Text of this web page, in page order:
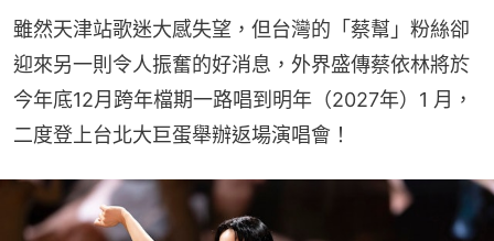
雖然天津站歌迷大感失望，但台灣的「蔡幫」粉絲卻
迎來另一則令人振奮的好消息，外界盛傳蔡依林將於
今年底12月跨年檔期一路唱到明年（2027年）1 月，
二度登上台北大巨蛋舉辦返場演唱會！